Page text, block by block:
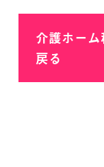
介護ホー
戻る